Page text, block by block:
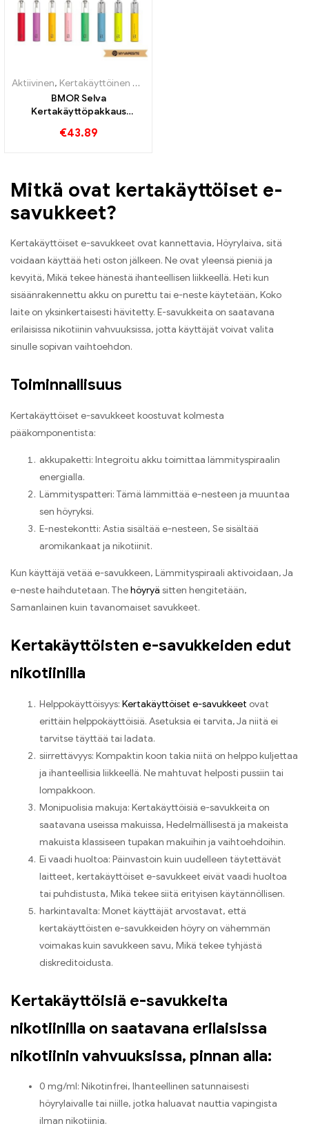
Aktiivinen, Kertakäyttöinen nikotiinia sisältävä sähkötupakka
BMOR Selva
Kertakäyttöpakkaus
tukkumyynti丨Räätälöity
€43.89
Mitkä ovat kertakäyttöiset e-
savukkeet?
Kertakäyttöiset e-savukkeet ovat kannettavia, Höyrylaiva, sitä
voidaan käyttää heti oston jälkeen. Ne ovat yleensä pieniä ja
kevyitä, Mikä tekee hänestä ihanteellisen liikkeellä. Heti kun
sisäänrakennettu akku on purettu tai e-neste käytetään, Koko
laite on yksinkertaisesti hävitetty. E-savukkeita on saatavana
erilaisissa nikotiinin vahvuuksissa, jotta käyttäjät voivat valita
sinulle sopivan vaihtoehdon.
Toiminnallisuus
Kertakäyttöiset e-savukkeet koostuvat kolmesta
pääkomponentista:
akkupaketti: Integroitu akku toimittaa lämmityspiraalin
energialla.
Lämmityspatteri: Tämä lämmittää e-nesteen ja muuntaa
sen höyryksi.
E-nestekontti: Astia sisältää e-nesteen, Se sisältää
aromikankaat ja nikotiinit.
Kun käyttäjä vetää e-savukkeen, Lämmityspiraali aktivoidaan, Ja
e-neste haihdutetaan. Thehöyryä sitten hengitetään,
Samanlainen kuin tavanomaiset savukkeet.
Kertakäyttöisten e-savukkeiden edut
nikotiinilla
Helppokäyttöisyys: Kertakäyttöiset e-savukkeet ovat
erittäin helppokäyttöisiä. Asetuksia ei tarvita, Ja niitä ei
tarvitse täyttää tai ladata.
siirrettävyys: Kompaktin koon takia niitä on helppo kuljettaa
ja ihanteellisia liikkeellä. Ne mahtuvat helposti pussiin tai
lompakkoon.
Monipuolisia makuja: Kertakäyttöisiä e-savukkeita on
saatavana useissa makuissa, Hedelmällisestä ja makeista
makuista klassiseen tupakan makuihin ja vaihtoehdoihin.
Ei vaadi huoltoa: Päinvastoin kuin uudelleen täytettävät
laitteet, kertakäyttöiset e-savukkeet eivät vaadi huoltoa
tai puhdistusta, Mikä tekee siitä erityisen käytännöllisen.
harkintavalta: Monet käyttäjät arvostavat, että
kertakäyttöisten e-savukkeiden höyry on vähemmän
voimakas kuin savukkeen savu, Mikä tekee tyhjästä
diskreditoidusta.
Kertakäyttöisiä e-savukkeita
nikotiinilla on saatavana erilaisissa
nikotiinin vahvuuksissa, pinnan alla:
0 mg/ml: Nikotinfrei, Ihanteellinen satunnaisesti
höyrylaivalle tai niille, jotka haluavat nauttia vapingista
ilman nikotiinia.